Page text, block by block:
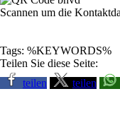
Scannen um die
Tags: %KEYWORDS%
Teilen Sie diese Seite:
teilen
teilen